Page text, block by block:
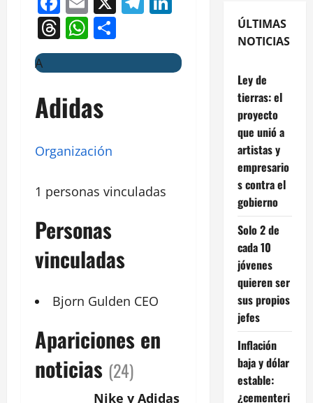
Threads
WhatsApp
A
Adidas
Organización
1 personas vinculadas
Personas
vinculadas
Bjorn Gulden CEO
Apariciones en
noticias (24)
Nike y Adidas
ÚLTIMAS
NOTICIAS
Ley de
tierras: el
proyecto
que unió a
artistas y
empresario
s contra el
gobierno
Solo 2 de
cada 10
jóvenes
quieren ser
sus propios
jefes
Inflación
baja y dólar
estable:
¿cementeri